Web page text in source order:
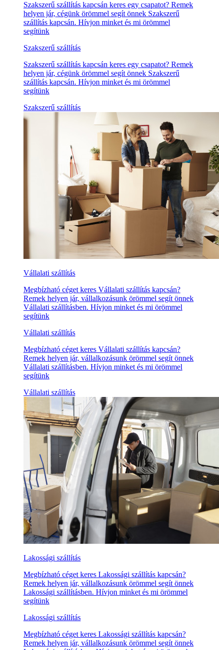
Szakszerű szállítás kapcsán keres egy csapatot? Remek
helyen jár, cégünk örömmel segít önnek Szakszerű
szállítás kapcsán. Hívjon minket és mi örömmel
segítünk
Szakszerű szállítás
Szakszerű szállítás kapcsán keres egy csapatot? Remek
helyen jár, cégünk örömmel segít önnek Szakszerű
szállítás kapcsán. Hívjon minket és mi örömmel
segítünk
Szakszerű szállítás
Vállalati szállítás
Megbízható céget keres Vállalati szállítás kapcsán?
Remek helyen jár, vállalkozásunk örömmel segít önnek
Vállalati szállításben. Hívjon minket és mi örömmel
segítünk
Vállalati szállítás
Megbízható céget keres Vállalati szállítás kapcsán?
Remek helyen jár, vállalkozásunk örömmel segít önnek
Vállalati szállításben. Hívjon minket és mi örömmel
segítünk
Vállalati szállítás
Lakossági szállítás
Megbízható céget keres Lakossági szállítás kapcsán?
Remek helyen jár, vállalkozásunk örömmel segít önnek
Lakossági szállításben. Hívjon minket és mi örömmel
segítünk
Lakossági szállítás
Megbízható céget keres Lakossági szállítás kapcsán?
Remek helyen jár, vállalkozásunk örömmel segít önnek